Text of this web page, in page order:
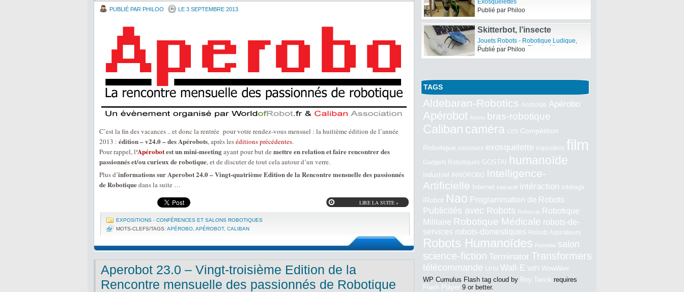
PUBLIÉ PAR PHILOO LE 3 SEPTEMBRE 2013
C’est la fin des vacances .. et donc la rentrée pour votre rendez-vous mensuel : la huitième édition de l’année
2013 : édition – v24.0 – des Apérobots, après leséditions précédentes.
Pour rappel, l‘Apérobotest un mini-meetingayant pour but de mettre en relation et faire rencontrer des
passionnés et/ou curieux de robotique, et de discuter de tout cela autour d’un verre.
Plus d’informations sur Aperobot 24.0 – Vingt-quatrième Edition de la Rencontre mensuelle des passionnés
de Robotiquedans la suite …
LIRE LA SUITE »
EXPOSITIONS - CONFÉRENCES ET SALONS ROBOTIQUES
MOTS-CLEFS/TAGS: APÉROBO APÉROBOT, CALIBAN
Aperobot 23.0 – Vingt-troisième Edition de la
Rencontre mensuelle des passionnés de Robotique
L’exosquelette robotisé pour
l’assistance au travail de
Kawasaki
Publié par Philoo
Skitterbot, l’insecte
robotique le plus rapide du
TAGS
Aldebaran-Robotics Androïde Apérobo
Apérobot Asimo bras-robotique
Caliban caméra CES Compétition
Robotique concours exosquelette exposition film
Gadgets Robotiques GOSTAI humanoïde
industriel INNOROBO Intelligence-
Artificielle
Internet intéractif intéraction intéragir
iRobot Nao Programmation de Robots
Publicités avec Robots Robocup
Robotique
Militaire Robotique Médicale robots-de-
services robots-domestiques Robots Aspirateurs
Robots Humanoïdes Roomba salon
science-fiction Terminator Transformers
télécommande Urbi Wall-E WIFI WowWee
WP Cumulus Flash tag cloud by Roy Tanck requires
Flash Player 9 or better.